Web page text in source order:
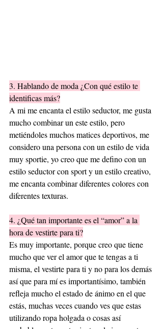
3. Hablando de moda ¿Con qué estilo te
identificas más?
A mi me encanta el estilo seductor, me gusta
mucho combinar un este estilo, pero
metiéndoles muchos matices deportivos, me
considero una persona con un estilo de vida
muy sportie, yo creo que me defino con un
estilo seductor con sport y un estilo creativo,
me encanta combinar diferentes colores con
diferentes texturas.
4. ¿Qué tan importante es el “amor” a la
hora de vestirte para ti?
Es muy importante, porque creo que tiene
mucho que ver el amor que te tengas a ti
misma, el vestirte para ti y no para los demás
así que para mí es importantísimo, también
refleja mucho el estado de ánimo en el que
estás, muchas veces cuando ves que estas
utilizando ropa holgada o cosas así